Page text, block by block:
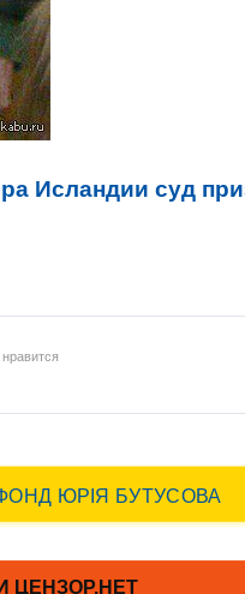
Исландии суд